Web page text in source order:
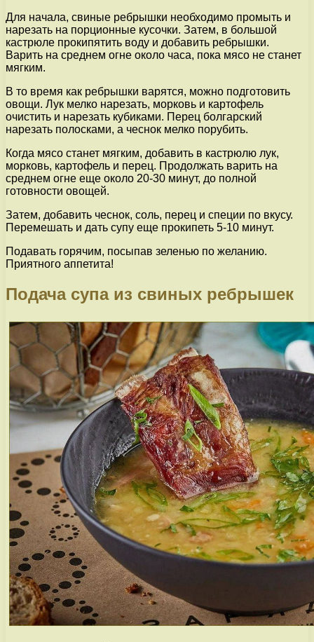
Для начала, свиные ребрышки необходимо промыть и
нарезать на порционные кусочки. Затем, в большой
кастрюле прокипятить воду и добавить ребрышки.
Варить на среднем огне около часа, пока мясо не станет
мягким.
В то время как ребрышки варятся, можно подготовить
овощи. Лук мелко нарезать, морковь и картофель
очистить и нарезать кубиками. Перец болгарский
нарезать полосками, а чеснок мелко порубить.
Когда мясо станет мягким, добавить в кастрюлю лук,
морковь, картофель и перец. Продолжать варить на
среднем огне еще около 20-30 минут, до полной
готовности овощей.
Затем, добавить чеснок, соль, перец и специи по вкусу.
Перемешать и дать супу еще прокипеть 5-10 минут.
Подавать горячим, посыпав зеленью по желанию.
Приятного аппетита!
Подача супа из свиных ребрышек